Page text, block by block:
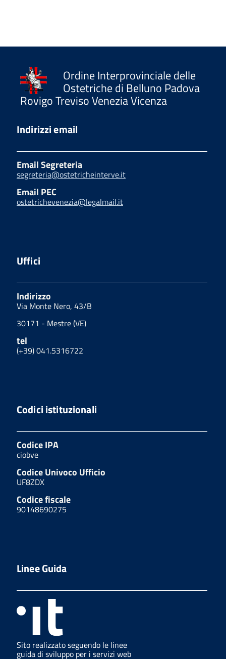
Ordine Interprovinciale delle
Ostetriche di Belluno Padova
Rovigo Treviso Venezia Vicenza
Indirizzi email
Email Segreteria
segreteria@ostetricheinterve.it
Email PEC
ostetrichevenezia@legalmail.it
Uffici
Indirizzo
Via Monte Nero, 43/B
30171 - Mestre (VE)
tel
(+39) 041.5316722
Codici istituzionali
Codice IPA
ciobve
Codice Univoco Ufficio
UF8ZDX
Codice fiscale
90148690275
Linee Guida
Sito realizzato seguendo le linee
guida di sviluppo per i servizi web